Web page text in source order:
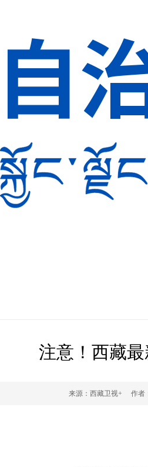
注意！西藏
来源： 西藏卫视+ 作者